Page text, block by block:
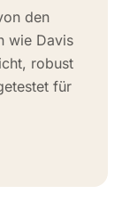
den
wie Davis
robust
für